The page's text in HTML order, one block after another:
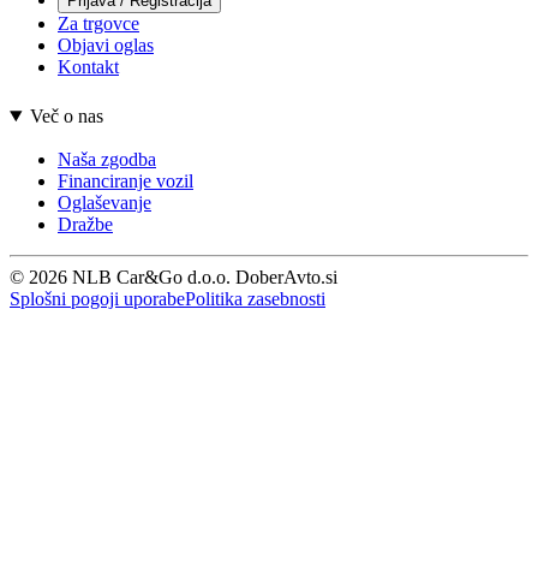
Za trgovce
Objavi oglas
Kontakt
Več o nas
Naša zgodba
Financiranje vozil
Oglaševanje
Dražbe
© 2026 NLB Car&Go d.o.o. DoberAvto.si
Splošni pogoji uporabePolitika zasebnosti